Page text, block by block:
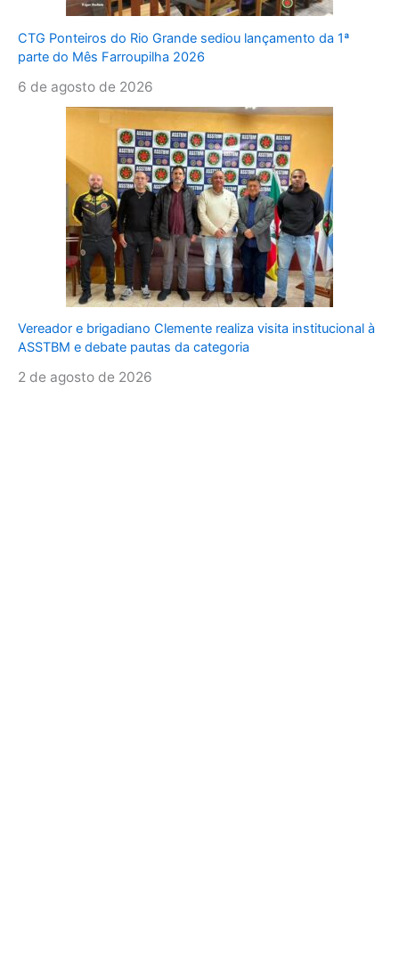
CTG Ponteiros do Rio Grande sediou lançamento da 1ª
parte do Mês Farroupilha 2026
6 de agosto de 2026
Vereador e brigadiano Clemente realiza visita institucional à
ASSTBM e debate pautas da categoria
2 de agosto de 2026